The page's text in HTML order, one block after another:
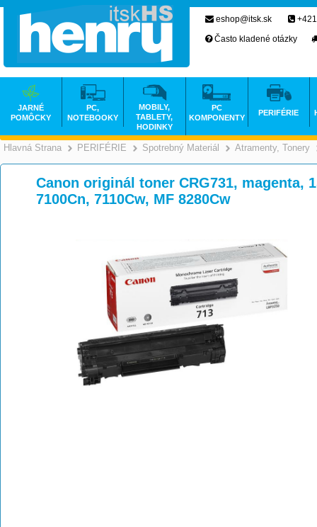
Hlavná Strana >
PERIFÉRIE >
Spotrebný Materiál >
Atramenty, Tonery
Canon originál toner CRG731, magenta,
7100Cn, 7110Cw, MF 8280Cw
eshop@itsk.sk
Často kladené otázky
JARNÉ
POMÔCKY
PC,
NOTEBOOKY
MOBILY,
TABLETY,
HODINKY
PC
KOMPONENTY
PERIFÉRIE